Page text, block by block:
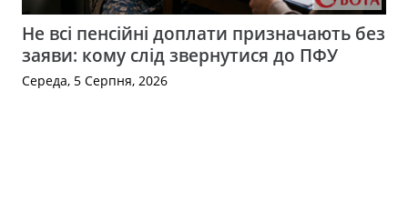
Не всі пенсійні доплати призначають без
заяви: кому слід звернутися до ПФУ
Середа, 5 Серпня, 2026